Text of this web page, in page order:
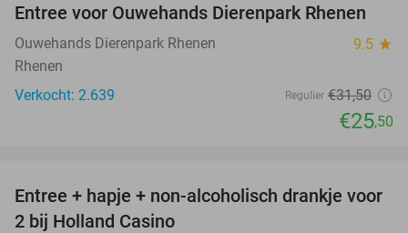
19%
Entree voor Ouwehands Dierenpark Rhenen
Ouwehands Dierenpark Rhenen 9.5 star
Rhenen
Verkocht: 2.639
Regulier €31,50
€25,50
52%
Entree + hapje + non-alcoholisch drankje voor
2 bij Holland Casino